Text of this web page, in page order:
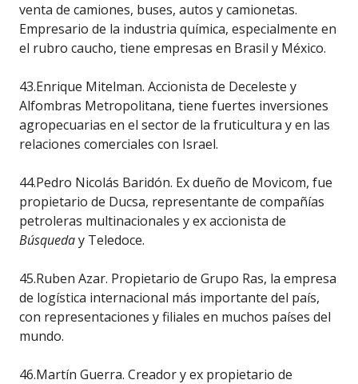
venta de camiones, buses, autos y camionetas.
Empresario de la industria química, especialmente en
el rubro caucho, tiene empresas en Brasil y México.
43.Enrique Mitelman. Accionista de Deceleste y
Alfombras Metropolitana, tiene fuertes inversiones
agropecuarias en el sector de la fruticultura y en las
relaciones comerciales con Israel.
44.Pedro Nicolás Baridón. Ex dueño de Movicom, fue
propietario de Ducsa, representante de compañías
petroleras multinacionales y ex accionista de
Búsqueday Teledoce.
45.Ruben Azar. Propietario de Grupo Ras, la empresa
de logística internacional más importante del país,
con representaciones y filiales en muchos países del
mundo.
46.Martín Guerra. Creador y ex propietario de